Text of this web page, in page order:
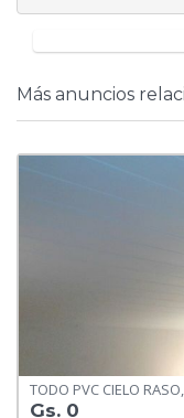
Más anuncios
TODO PVC CIELO
Gs. 0